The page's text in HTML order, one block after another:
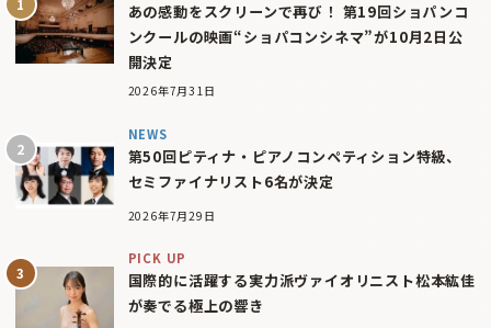
あの感動をスクリーンで再び！ 第19回ショパンコ
ンクールの映画“ショパコンシネマ”が10月2日公
開決定
2026年7月31日
NEWS
第50回ピティナ・ピアノコンペティション特級、
セミファイナリスト6名が決定
2026年7月29日
PICK UP
国際的に活躍する実力派ヴァイオリニスト松本紘佳
が奏でる極上の響き